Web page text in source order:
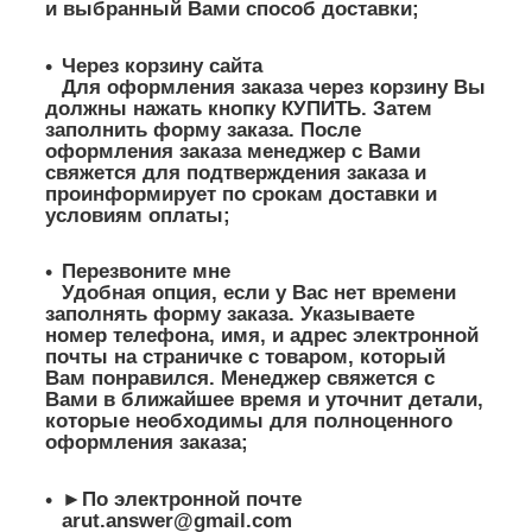
и выбранный Вами способ доставки;
Через корзину сайта
Для оформления заказа через корзину Вы
должны нажать кнопку КУПИТЬ. Затем
заполнить форму заказа. После
оформления заказа менеджер с Вами
свяжется для подтверждения заказа и
проинформирует по срокам доставки и
условиям оплаты;
Перезвоните мне
Удобная опция, если у Вас нет времени
заполнять форму заказа. Указываете
номер телефона, имя, и адрес электронной
почты на страничке с товаром, который
Вам понравился. Менеджер свяжется с
Вами в ближайшее время и уточнит детали,
которые необходимы для полноценного
оформления заказа;
►По электронной почте
arut.answer@gmail.com